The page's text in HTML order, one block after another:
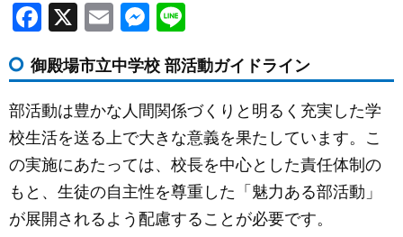
F
c
e
b
o
o
k
X
E
ail
M
ss
e
n
g
er
e
御殿場市立中学校 部活動ガイドライン
部活動は豊かな人間関係づくりと明るく充実した学
校生活を送る上で大きな意義を果たしています。こ
の実施にあたっては、校長を中心とした責任体制の
もと、生徒の自主性を尊重した「魅力ある部活動」
が展開されるよう配慮することが必要です。